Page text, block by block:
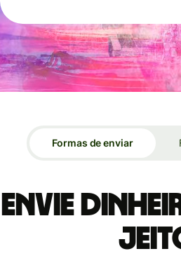
Formas de enviar
Envie